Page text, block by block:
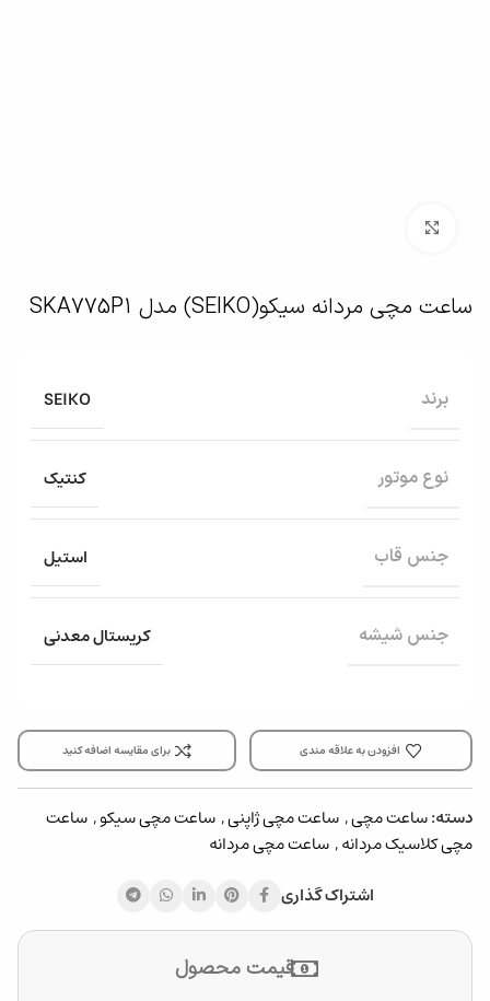
ساعت مچی مردانه سیکو(SEIKO) مدل SKA775P1
برند SEIKO
نوع موتور کنتیک
جنس قاب استیل
جنس شیشه کریستال معدنی
افزودن به علاقه مندی برای مقایسه اضافه کنید
دسته:ساعت مچی, ساعت مچی ژاپنی, ساعت مچی سیکو, ساعت
مچی کلاسیک مردانه, ساعت مچی مردانه
اشتراک گذاری
قیمت محصول